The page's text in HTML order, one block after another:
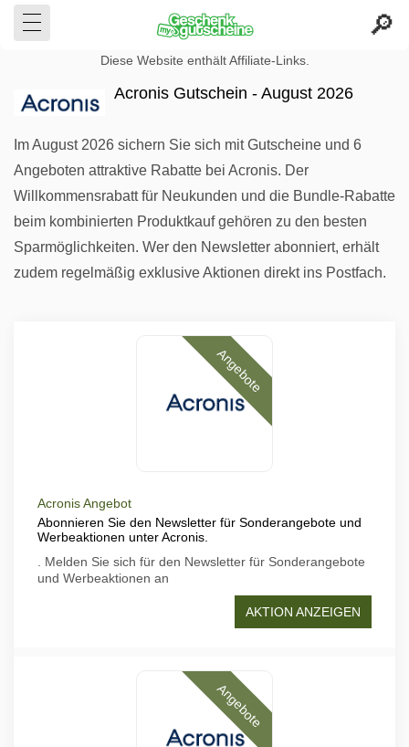
Diese Website enthält Affiliate-Links.
Acronis Gutschein - August 2026
Im August 2026 sichern Sie sich mit Gutscheine und 6
Angeboten attraktive Rabatte bei Acronis. Der
Willkommensrabatt für Neukunden und die Bundle-Rabatte
beim kombinierten Produktkauf gehören zu den besten
Sparmöglichkeiten. Wer den Newsletter abonniert, erhält
zudem regelmäßig exklusive Aktionen direkt ins Postfach.
Angebote
Acronis Angebot
Abonnieren Sie den Newsletter für Sonderangebote und
Werbeaktionen unter Acronis.
. Melden Sie sich für den Newsletter für Sonderangebote
und Werbeaktionen an
AKTION ANZEIGEN
Angebote